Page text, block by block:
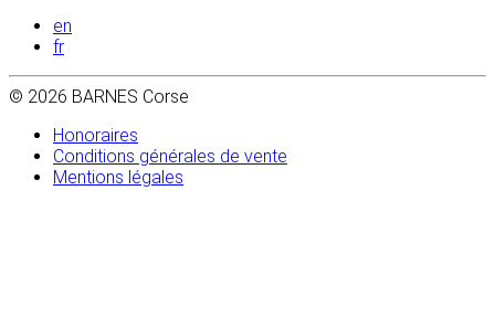
en
fr
© 2026 BARNES Corse
Honoraires
Conditions générales de vente
Mentions légales